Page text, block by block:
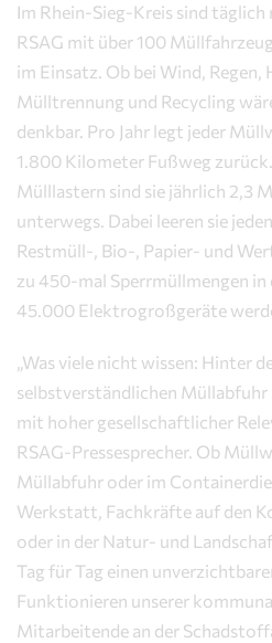
Im Rhein-Sieg-Kreis sind
RSAG mit über 100
im Einsatz. Ob bei Wind, Regen,
Mülltrennung und Recycling
denkbar. Pro Jahr legt jeder
1.800 Kilometer Fußweg
Mülllastern sind sie jährlich 2,3
unterwegs. Dabei leeren sie
Restmüll-, Bio-, Papier- und
zu 450-mal Sperrmüllmengen in
45.000 Elektrogroßgeräte
„Was viele nicht wissen: Hinter
selbstverständlichen
mit hoher gesellschaftlicher
RSAG-Pressesprecher. Ob
Müllabfuhr oder im
Werkstatt, Fachkräfte auf den
oder in der Natur- und
Tag für Tag einen
Funktionieren unserer
Mitarbeitende an der